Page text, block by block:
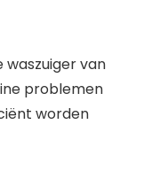
van
problemen
worden